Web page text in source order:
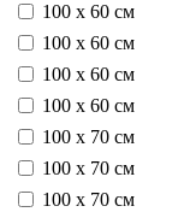
100 х 60 см
100 х 60 см
100 х 60 см
100 х 60 см
100 х 70 см
100 х 70 см
100 х 70 см